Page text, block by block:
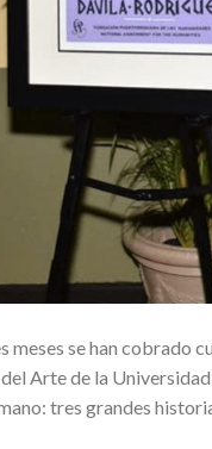
meses se han cobrado
Arte de la
tres grandes